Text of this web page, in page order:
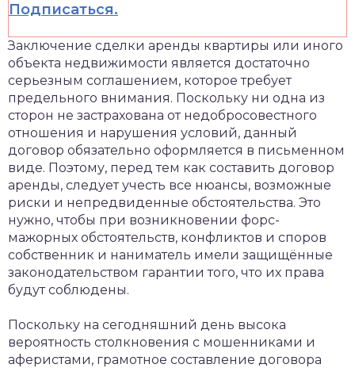
Подписаться.
Заключение сделки аренды квартиры или иного
объекта недвижимости является достаточно
серьезным соглашением, которое требует
предельного внимания. Поскольку ни одна из
сторон не застрахована от недобросовестного
отношения и нарушения условий, данный
договор обязательно оформляется в письменном
виде. Поэтому, перед тем как составить договор
аренды, следует учесть все нюансы, возможные
риски и непредвиденные обстоятельства. Это
нужно, чтобы при возникновении форс-
мажорных обстоятельств, конфликтов и споров
собственник и наниматель имели защищённые
законодательством гарантии того, что их права
будут соблюдены.
Поскольку на сегодняшний день высока
вероятность столкновения с мошенниками и
аферистами, грамотное составление договора